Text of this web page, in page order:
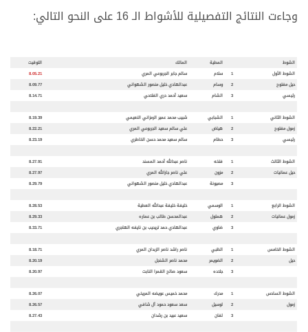
وجاءت النتائج التفصيلية للأشواط الـ 16 على النحو التالي:
الشوط المطية المالك
التوقيت
الشوط الأول
1 سلام سالم جابر الجربوعي المري
8.05.21
حيل مفتوح
2 وسام عبدالهادي خليل منصور الشهواني
8.09.77
رئيسي
3 الشام سعيد أحمد دري الفلاحي 8.14.71
الشوط الثاني 1 الشبابي شبيب محمد عمير الرمزاني النعيمي
8.19.39
زمول مفتوح
2 هياض علي سالم سعيد الجربوعي المري
8.22.21
رئيسي
3 حطام سالم سعيد محمد حسن الخاطري 8.23.19
الشوط الثالث 1 فتخه ناصر عبدالله أحمد المسند
8.27.91
حيل عمانيات
2 مزون علي ناصر جارالله المري
8.27.97
3
مصيونة عبدالهادي خليل منصور الشهواني 8.29.79
الشوط الرابع 1 الوسمي خليفة خليفة عبدالله العطية
8.28.53
زمول عمانيات
2 هملول عبدالمحسن طالب بن عماره
8.29.33
3
ضاوي عبدالهادي حمد تريحيب بن نايفه الهاجري 8.33.71
الشوط الخامس 1 الظبي ناصر راشد ناصر الزبدان المري
8.18.71
حيل
2 الضويمر محمد ناصر الشنجل
8.20.19
3
جلاده سعود صالح القمرا النابت 8.20.97
الشوط السادس 1 مدرك محمد خميس عويضه المريخي
8.26.07
زمول
2 لوسيل سعد سعود حمود آل شافي
8.26.57
3
لفان سعيد عبيد بن رشدان 8.27.43